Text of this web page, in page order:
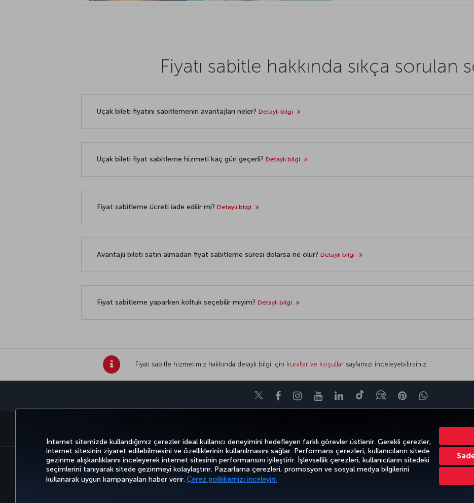
İnternet sitemizde kullandığımız çerezler ideal kullanıcı deneyimini hedefleyen farklı görevler üstlenir. Gerekli çerezler,
internet sitesinin ziyaret edilebilmesini ve özelliklerinin kullanılmasını sağlar. Performans çerezleri, kullanıcıların sitede
gezinme alışkanlıklarını inceleyerek internet sitesinin performansını iyileştirir. İşlevsellik çerezleri, kullanıcıların sitedeki
seçimlerini tanıyarak sitede gezinmeyi kolaylaştırır. Pazarlama çerezleri, promosyon ve sosyal medya bilgilerini
kullanarak uygun kampanyaları haber verir. Çerez politikamızı inceleyin.
Fiyatı sabitle hakkında sıkça sorulan
Uçak bileti fiyatını sabitlemenin avantajları neler? Detaylı bilgi
Uçak bileti fiyat sabitleme hizmeti kaç gün geçerli? Detaylı bilgi
Fiyat sabitleme ücreti iade edilir mi? Detaylı bilgi
Avantajlı bileti satın almadan fiyat sabitleme süresi dolarsa ne olur? Detaylı bilgi
Fiyat sabitleme yaparken koltuk seçebilir miyim? Detaylı bilgi
Fiyatı sabitle hizmetimiz hakkında detaylı bilgi için kurallar ve koşullar sayfamızı inceleyebilirsiniz.
TwitterFacebookInstagram
YoutubeLinkedIn
TiktokBlogPinterestWhatsapp
MILES&SMILES
Bilgi Toplumu Hizmetleri Erişilebilirlik Gizlilik ve Çerez Politikası Yasal Uyarı Yolcu Hakları
Türk Hava Yolları A.O. Her hakkı saklıdır. © 1996 - 2026